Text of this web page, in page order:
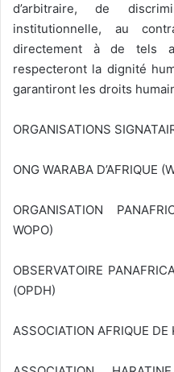
d’arbitraire, de
institutionnelle, au
directement à de tels
respecteront la dignité
garantiront les droits
ORGANISATIONS
ONG WARABA D’AFRIQUE
ORGANISATION
WOPO)
OBSERVATOIRE
(OPDH)
ASSOCIATION AFRIQUE DE